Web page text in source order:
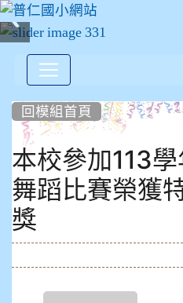
回模組首頁
本校參加113
舞蹈比賽榮獲
獎